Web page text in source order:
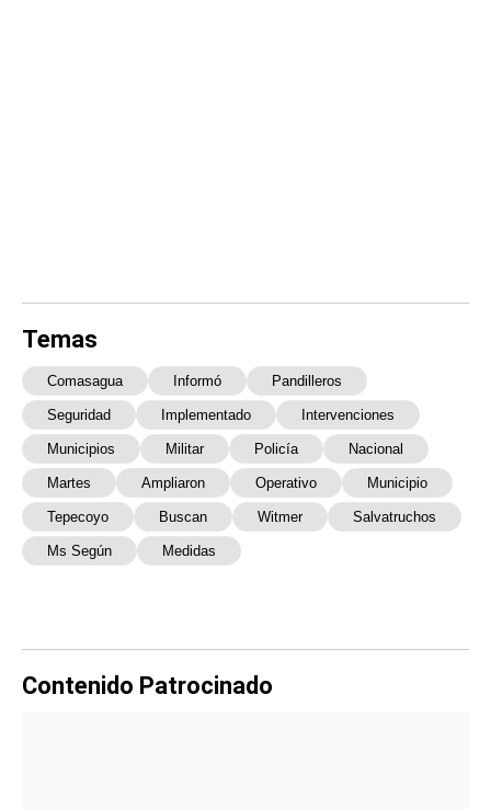
Temas
Comasagua Informó Pandilleros
Seguridad Implementado Intervenciones
Municipios Militar Policía Nacional
Martes Ampliaron Operativo Municipio
Tepecoyo Buscan Witmer Salvatruchos
Ms Según Medidas
Contenido Patrocinado